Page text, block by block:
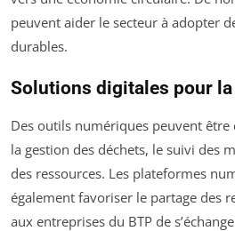
peuvent aider le secteur à adopter
durables.
Solutions digitales pour
Des outils numériques peuvent
la gestion des déchets, le suivi des
des ressources. Les plateformes
également favoriser le partage des
aux entreprises du BTP de